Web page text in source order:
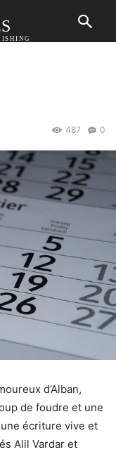
0
487
d’Alban,
de foudre et une
écriture vive et
Alil Vardar et